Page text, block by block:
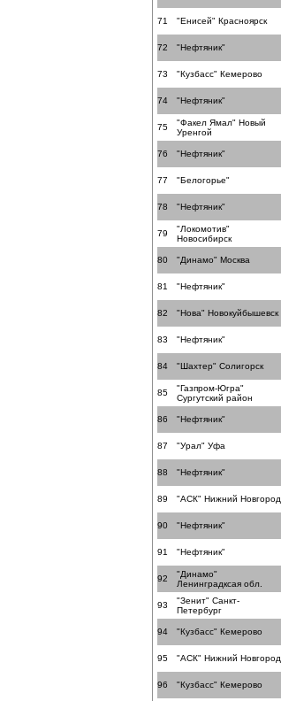
71 "Енисей" Красноярск
72 "Нефтяник"
73 "Кузбасс" Кемерово
74 "Нефтяник"
75
"Факел Ямал" Новый
Уренгой
76 "Нефтяник"
77 "Белогорье"
78 "Нефтяник"
79
"Локомотив"
Новосибирск
80 "Динамо" Москва
81 "Нефтяник"
82 "Нова" Новокуйбышевск
83 "Нефтяник"
84 "Шахтер" Солигорск
85
"Газпром-Югра"
Сургутский район
86 "Нефтяник"
87 "Урал" Уфа
88 "Нефтяник"
89 "АСК" Нижний Новгород
90 "Нефтяник"
91 "Нефтяник"
92
"Динамо"
Ленинградксая обл.
93
"Зенит" Санкт-
Петербург
94 "Кузбасс" Кемерово
95 "АСК" Нижний Новгород
96 "Кузбасс" Кемерово